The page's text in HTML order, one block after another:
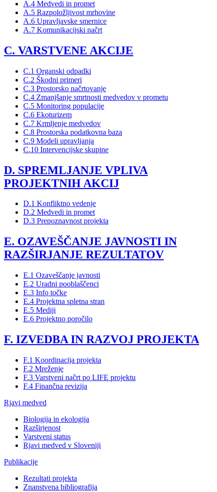
A.4 Medvedi in promet
A.5 Razpoložljivost mrhovine
A.6 Upravljavske smernice
A.7 Komunikacijski načrt
C. VARSTVENE AKCIJE
C.1 Organski odpadki
C.2 Škodni primeri
C.3 Prostorsko načrtovanje
C.4 Zmanjšanje smrtnosti medvedov v prometu
C.5 Monitoring populacije
C.6 Ekoturizem
C.7 Krmljenje medvedov
C.8 Prostorska podatkovna baza
C.9 Modeli upravljanja
C.10 Intervencijske skupine
D. SPREMLJANJE VPLIVA
PROJEKTNIH AKCIJ
D.1 Konfliktno vedenje
D.2 Medvedi in promet
D.3 Prepoznavnost projekta
E. OZAVEŠČANJE JAVNOSTI IN
RAZŠIRJANJE REZULTATOV
E.1 Ozaveščanje javnosti
E.2 Uradni pooblaščenci
E.3 Info točke
E.4 Projektna spletna stran
E.5 Mediji
E.6 Projektno poročilo
F. IZVEDBA IN RAZVOJ PROJEKTA
F.1 Koordinacija projekta
F.2 Mreženje
F.3 Varstveni načrt po LIFE projektu
F.4 Finančna revizija
Rjavi medved
Biologija in ekologija
Razširjenost
Varstveni status
Rjavi medved v Sloveniji
Publikacije
Rezultati projekta
Znanstvena bibliografija